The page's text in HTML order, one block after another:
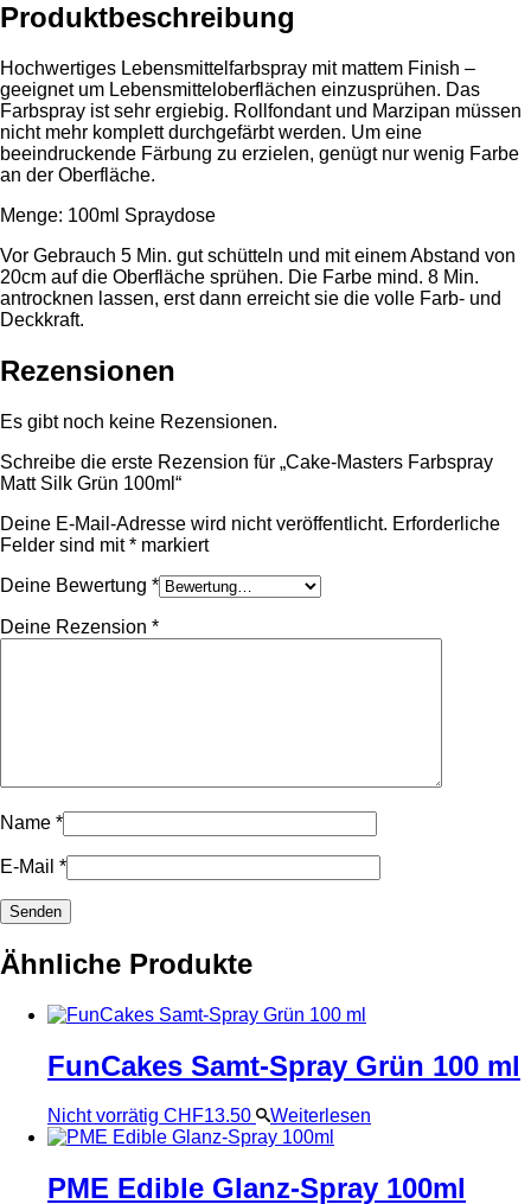
Produktbeschreibung
Hochwertiges Lebensmittelfarbspray mit mattem Finish –
geeignet um Lebensmitteloberflächen einzusprühen. Das
Farbspray ist sehr ergiebig. Rollfondant und Marzipan müssen
nicht mehr komplett durchgefärbt werden. Um eine
beeindruckende Färbung zu erzielen, genügt nur wenig Farbe
an der Oberfläche.
Menge: 100ml Spraydose
Vor Gebrauch 5 Min. gut schütteln und mit einem Abstand von
20cm auf die Oberfläche sprühen. Die Farbe mind. 8 Min.
antrocknen lassen, erst dann erreicht sie die volle Farb- und
Deckkraft.
Rezensionen
Es gibt noch keine Rezensionen.
Schreibe die erste Rezension für „Cake-Masters Farbspray
Matt Silk Grün 100ml“
Deine E-Mail-Adresse wird nicht veröffentlicht. Erforderliche
Felder sind mit* markiert
Deine Bewertung *
Deine Rezension *
Name *
E-Mail *
Ähnliche Produkte
FunCakes Samt-Spray Grün 100 ml
Nicht vorrätig CHF13.50 Weiterlesen
PME Edible Glanz-Spray 100ml